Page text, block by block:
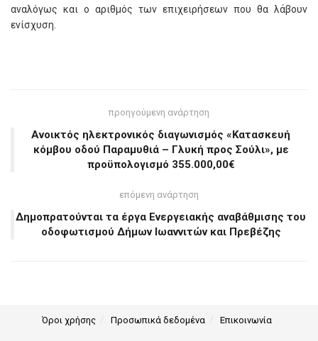
αναλόγως και ο αριθμός των επιχειρήσεων που θα λάβουν
ενίσχυση.
προηγούμενη ανάρτηση
Ανοικτός ηλεκτρονικός διαγωνισμός «Κατασκευή
κόμβου οδού Παραμυθιά – Γλυκή προς Σούλι», με
προϋπολογισμό 355.000,00€
επόμενη ανάρτηση
Δημοπρατούνται τα έργα Ενεργειακής αναβάθμισης του
οδοφωτισμού Δήμων Ιωαννιτών και Πρεβέζης
Όροι χρήσης Προσωπικά δεδομένα Επικοινωνία